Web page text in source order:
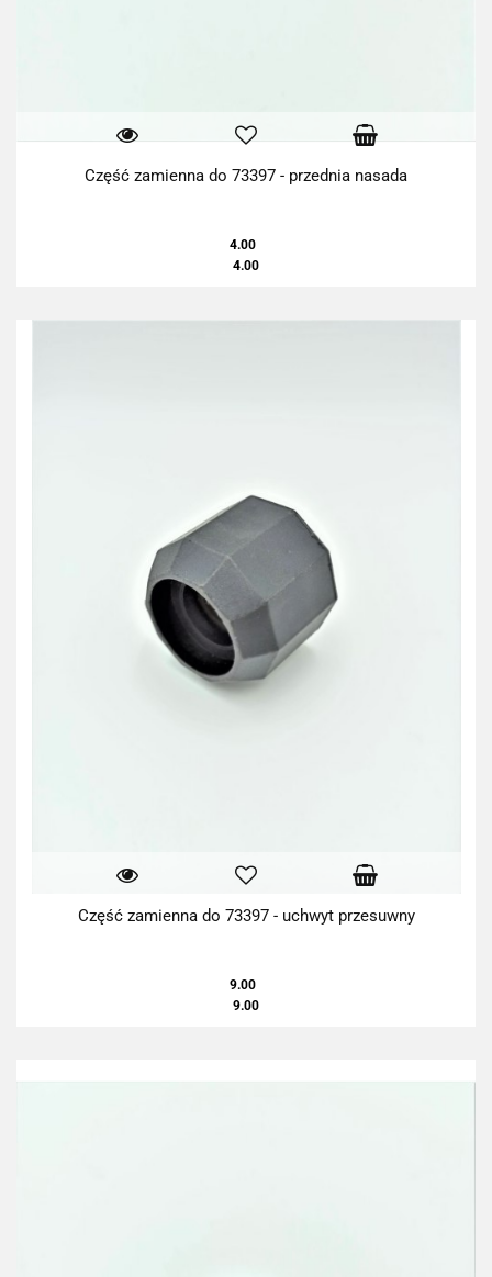
Część zamienna do 73397 - przednia nasada
4.00
4.00
Część zamienna do 73397 - uchwyt przesuwny
9.00
9.00